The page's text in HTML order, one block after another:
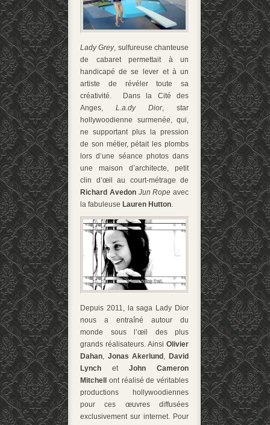
Lady Grey, sulfureuse chanteuse
de cabaret permettait à un
handicapé de se lever et à un
artiste de révéler toute sa
créativité. Dans la Cité des
Anges, L.a.dy Dior, star
hollywoodienne surmenée, qui,
ne supportant plus la pression
de son métier, pétait les plombs
lors d’une séance photos dans
une maison d’architecte, petit
clin d’œil au court-métrage de
Richard Avedon Jun Rope avec
la fabuleuse Lauren Hutton.
Depuis 2011, la saga Lady Dior
nous a entraîné autour du
monde sous l’œil des plus
grands réalisateurs. Ainsi Olivier
Dahan, Jonas Akerlund , David
Lynch etJohn Cameron
Mitchell
ont réalisé de véritables
productions hollywoodiennes
pour ces œuvres diffusées
exclusivement sur internet. Pour